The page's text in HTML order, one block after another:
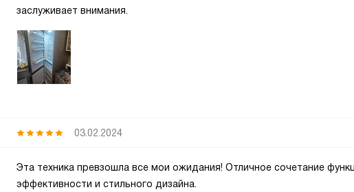
заслуживает внимания.
03.02.2024
Эта техника превзошла все мои ожидания! Отличное сочетание
эффективности и стильного дизайна.